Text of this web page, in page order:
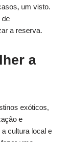
um visto.
de
a reserva.
a
exóticos,
e
cultura local e